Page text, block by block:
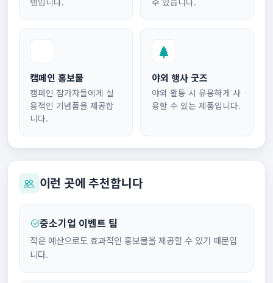
캠페인 홍보물
캠페인 참가자들에게 실
용적인 기념품을 제공합
니다.
야외 행사 굿즈
야외 활동 시 유용하게 사
용할 수 있는 제품입니다.
이런 곳에 추천합니다
중소기업 이벤트 팀
적은 예산으로도 효과적인 홍보물을 제공할 수 있기 때문입
니다.